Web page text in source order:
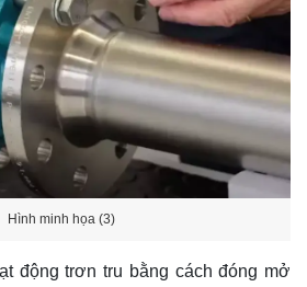
Hình minh họa (3)
động trơn tru bằng cách đóng mở